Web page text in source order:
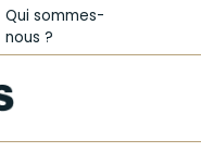
Qui sommes-
nous ?